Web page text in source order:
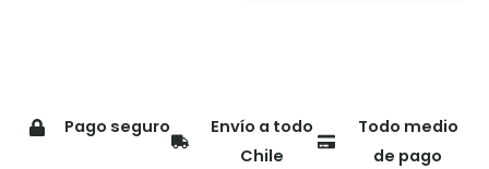
Pago seguro
Envío a todo
Chile
Todo medio
de pago